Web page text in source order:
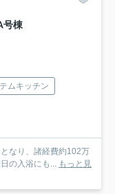
棟
ムキッチン
なり、諸経費約102万
の入浴にも... もっと見